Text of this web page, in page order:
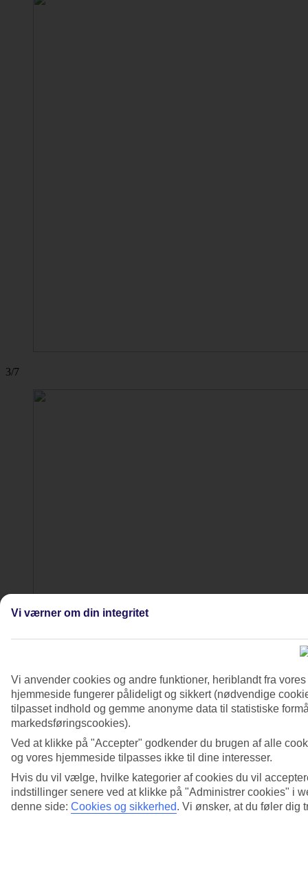
3/7
Vi værner om din integritet
Vi anvender cookies og andre funktioner, heriblandt fra
hjemmeside fungerer pålideligt og sikkert (nødvendige
tilpasset indhold og gemme anonyme data til statistiske
markedsføringscookies).
Ved at klikke på "Accepter" godkender du brugen af alle
og vores hjemmeside tilpasses ikke til dine interesser.
Hvis du vil vælge, hvilke kategorier af cookies du vil
indstillinger senere ved at klikke på "Administrer cookies" i
denne side: Cookies og sikkerhed. Vi ønsker, at du føler dig